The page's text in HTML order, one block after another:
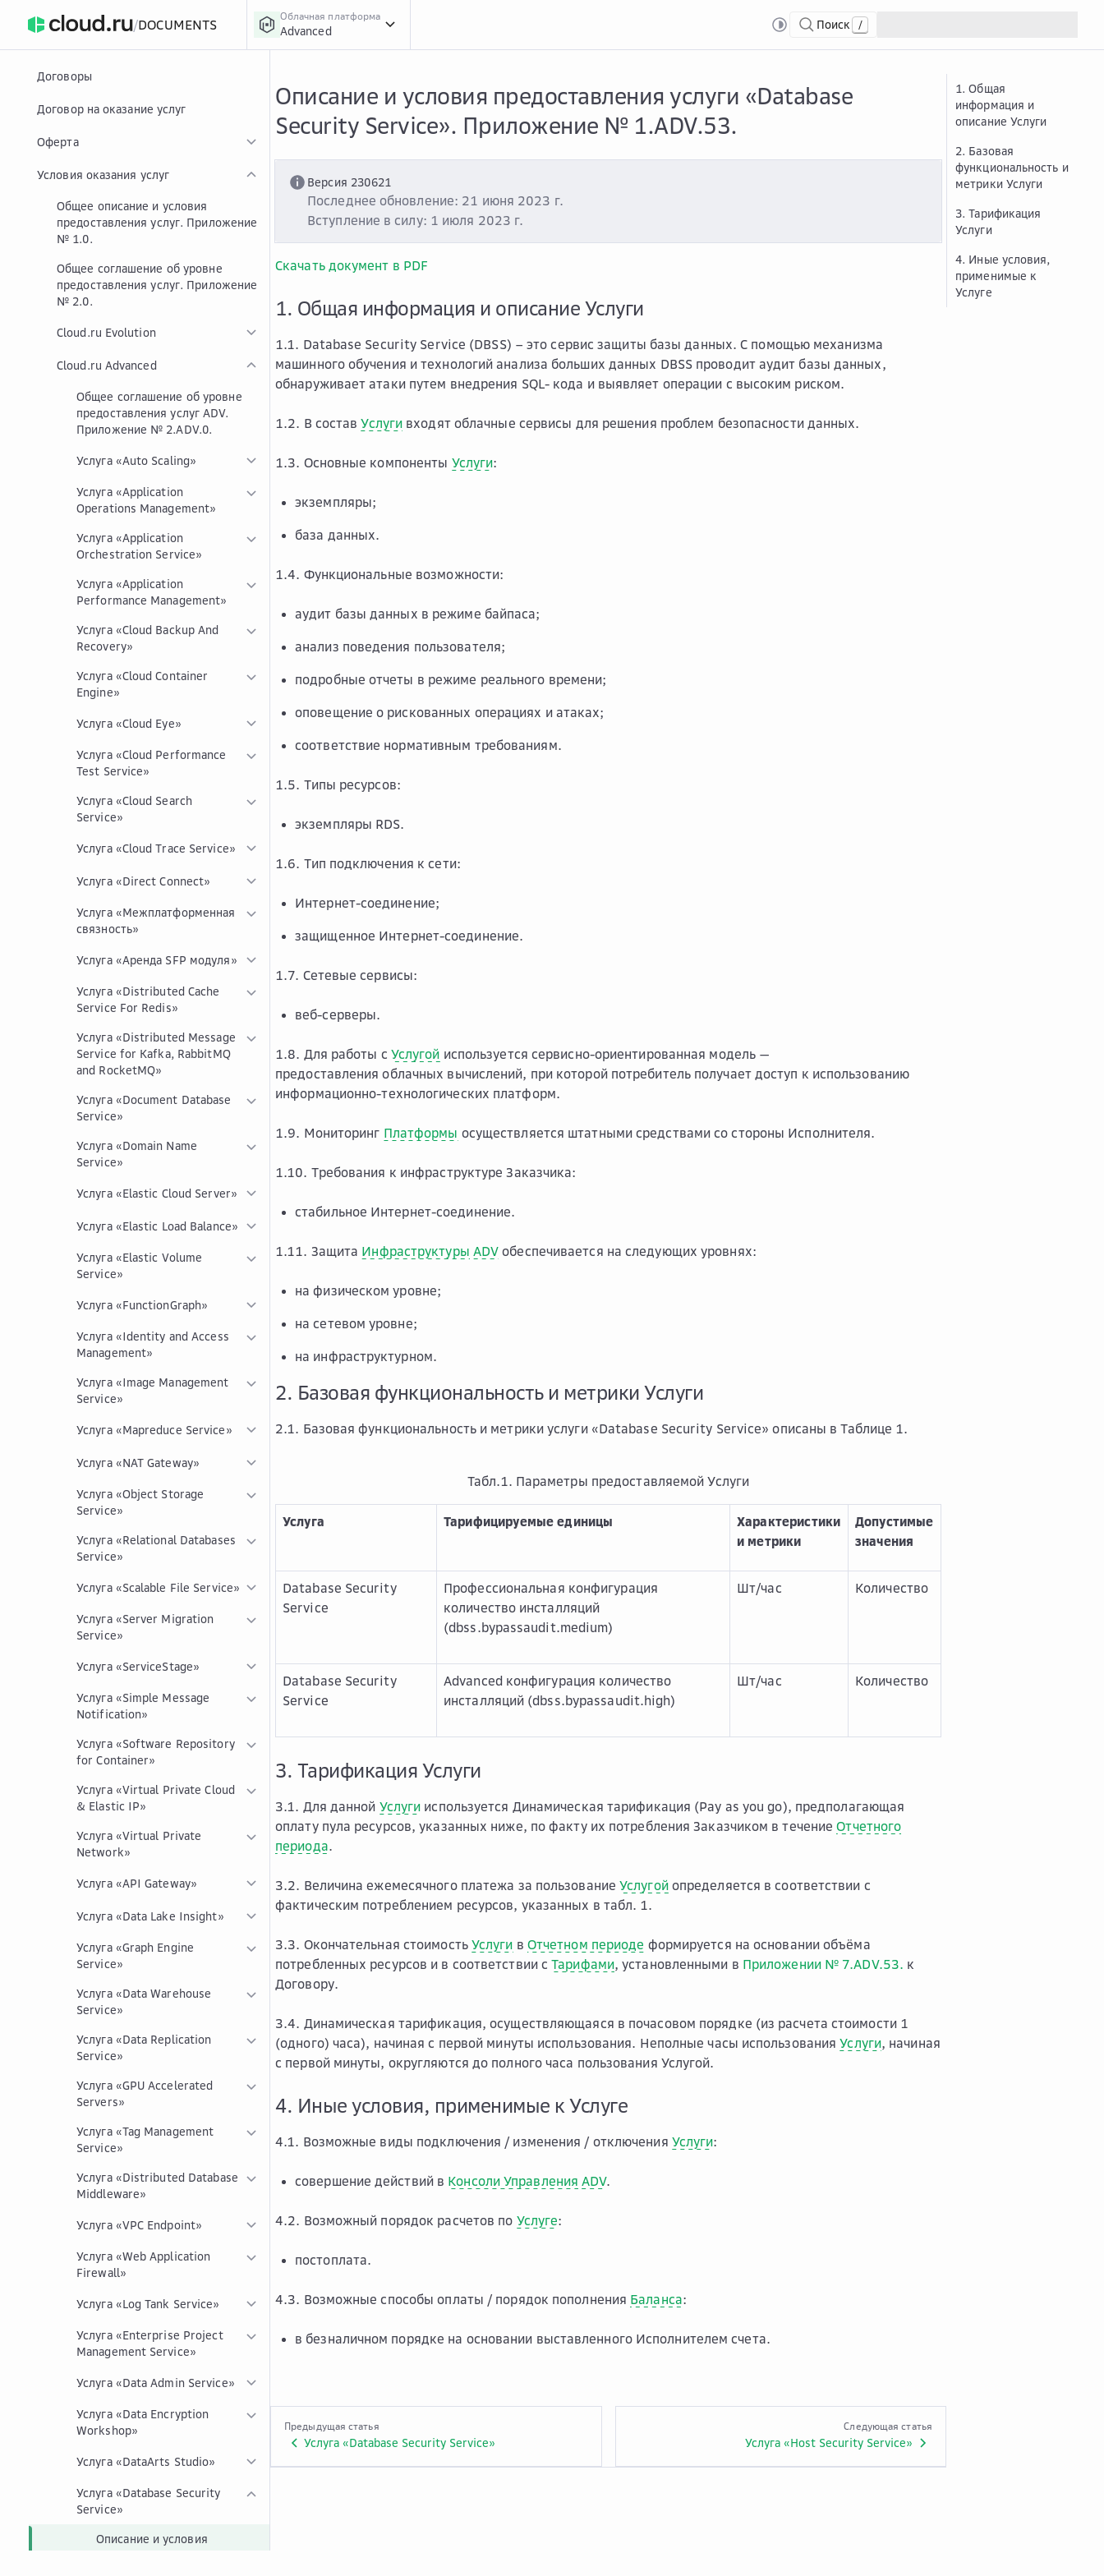
/DOCUMENTS
Облачная платформа
Advanced Поиск /
Договоры
Договор на оказание услуг
Оферта
Условия оказания услуг
Общее описание и условия
предоставления услуг. Приложение
№ 1.0.
Общее соглашение об уровне
предоставления услуг. Приложение
№ 2.0.
Cloud.ru Evolution
Cloud.ru Advanced
Общее соглашение об уровне
предоставления услуг ADV.
Приложение № 2.ADV.0.
Услуга «Auto Scaling»
Услуга «Application
Operations Management»
Услуга «Application
Orchestration Service»
Услуга «Application
Performance Management»
Услуга «Cloud Backup And
Recovery»
Услуга «Cloud Container
Engine»
Услуга «Cloud Eye»
Услуга «Cloud Performance
Test Service»
Услуга «Cloud Search
Service»
Услуга «Cloud Trace Service»
Услуга «Direct Connect»
Услуга «Межплатформенная
связность»
Услуга «Аренда SFP модуля»
Услуга «Distributed Cache
Service For Redis»
Услуга «Distributed Message
Service for Kafka, RabbitMQ
and RocketMQ»
Услуга «Document Database
Service»
Услуга «Domain Name
Service»
Услуга «Elastic Cloud Server»
Услуга «Elastic Load Balance»
Услуга «Elastic Volume
Service»
Услуга «FunctionGraph»
Услуга «Identity and Access
Management»
Услуга «Image Management
Service»
Услуга «Mapreduce Service»
Услуга «NAT Gateway»
Услуга «Object Storage
Service»
Услуга «Relational Databases
Service»
Услуга «Scalable File Service»
Услуга «Server Migration
Service»
Услуга «ServiceStage»
Услуга «Simple Message
Notification»
Услуга «Software Repository
for Container»
Услуга «Virtual Private Cloud
& Elastic IP»
Услуга «Virtual Private
Network»
Услуга «API Gateway»
Услуга «Data Lake Insight»
Услуга «Graph Engine
Service»
Услуга «Data Warehouse
Service»
Услуга «Data Replication
Service»
Услуга «GPU Accelerated
Servers»
Услуга «Tag Management
Service»
Услуга «Distributed Database
Middleware»
Услуга «VPC Endpoint»
Услуга «Web Application
Firewall»
Услуга «Log Tank Service»
Услуга «Enterprise Project
Management Service»
Услуга «Data Admin Service»
Услуга «Data Encryption
Workshop»
Услуга «DataArts Studio»
Услуга «Database Security
Service»
Описание и условия
Описание и условия предоставления услуги «Database
Security Service». Приложение № 1.ADV.53.
Версия 230621
Последнее обновление: 21 июня 2023 г.
Вступление в силу: 1 июля 2023 г.
Скачать документ в PDF
1. Общая информация и описание Услуги
1.1. Database Security Service (DBSS) – это сервис защиты базы данных. С помощью механизма
машинного обучения и технологий анализа больших данных DBSS проводит аудит базы данных,
обнаруживает атаки путем внедрения SQL- кода и выявляет операции с высоким риском.
1.2. В составУслуги входят облачные сервисы для решения проблем безопасности данных.
1.3. Основные компоненты Услуги:
экземпляры;
база данных.
1.4. Функциональные возможности:
аудит базы данных в режиме байпаса;
анализ поведения пользователя;
подробные отчеты в режиме реального времени;
оповещение о рискованных операциях и атаках;
соответствие нормативным требованиям.
1.5. Типы ресурсов:
экземпляры RDS.
1.6. Тип подключения к сети:
Интернет-соединение;
защищенное Интернет-соединение.
1.7. Сетевые сервисы:
веб-серверы.
1.8. Для работы с Услугой используется сервисно-ориентированная модель —
предоставления облачных вычислений, при которой потребитель получает доступ к использованию
информационно-технологических платформ.
1.9. Мониторинг Платформы осуществляется штатными средствами со стороны Исполнителя.
1.10. Требования к инфраструктуре Заказчика:
стабильное Интернет-соединение.
1.11. Защита Инфраструктуры ADV обеспечивается на следующих уровнях:
на физическом уровне;
на сетевом уровне;
на инфраструктурном.
2. Базовая функциональность и метрики Услуги
2.1. Базовая функциональность и метрики услуги «Database Security Service» описаны в Таблице 1.
Табл.1. Параметры предоставляемой Услуги
Услуга Тарифицируемые единицы
Характеристики
и метрики
Допустимые
значения
Database Security
Service
Профессиональная конфигурация
количество инсталляций
(dbss.bypassaudit.medium)
Шт/час Количество
Database Security
Service
Advanced конфигурация количество
инсталляций (dbss.bypassaudit.high)
Шт/час Количество
3. Тарификация Услуги
3.1. Для данной Услуги используется Динамическая тарификация (Pay as you go), предполагающая
оплату пула ресурсов, указанных ниже, по факту их потребления Заказчиком в течениеОтчетного
периода.
3.2. Величина ежемесячного платежа за пользованиеУслугойопределяется в соответствии с
фактическим потреблением ресурсов, указанных в табл. 1.
3.3. Окончательная стоимость Услуги в Отчетном периоде формируется на основании объёма
потребленных ресурсов и в соответствии сТарифами, установленными в Приложении № 7.ADV.53. к
Договору.
3.4. Динамическая тарификация, осуществляющаяся в почасовом порядке (из расчета стоимости 1
(одного) часа), начиная с первой минуты использования. Неполные часы использованияУслуги, начиная
с первой минуты, округляются до полного часа пользования Услугой.
4. Иные условия, применимые к Услуге
4.1. Возможные виды подключения / изменения / отключения Услуги:
совершение действий в Консоли Управления ADV.
4.2. Возможный порядок расчетов по Услуге:
постоплата.
4.3. Возможные способы оплаты / порядок пополнения Баланса:
в безналичном порядке на основании выставленного Исполнителем счета.
Предыдущая статья
Услуга «Database Security Service»
Следующая статья
Услуга «Host Security Service»
1. Общая
информация и
описание Услуги
2. Базовая
функциональность и
метрики Услуги
3. Тарификация
Услуги
4. Иные условия,
применимые к
Услуге